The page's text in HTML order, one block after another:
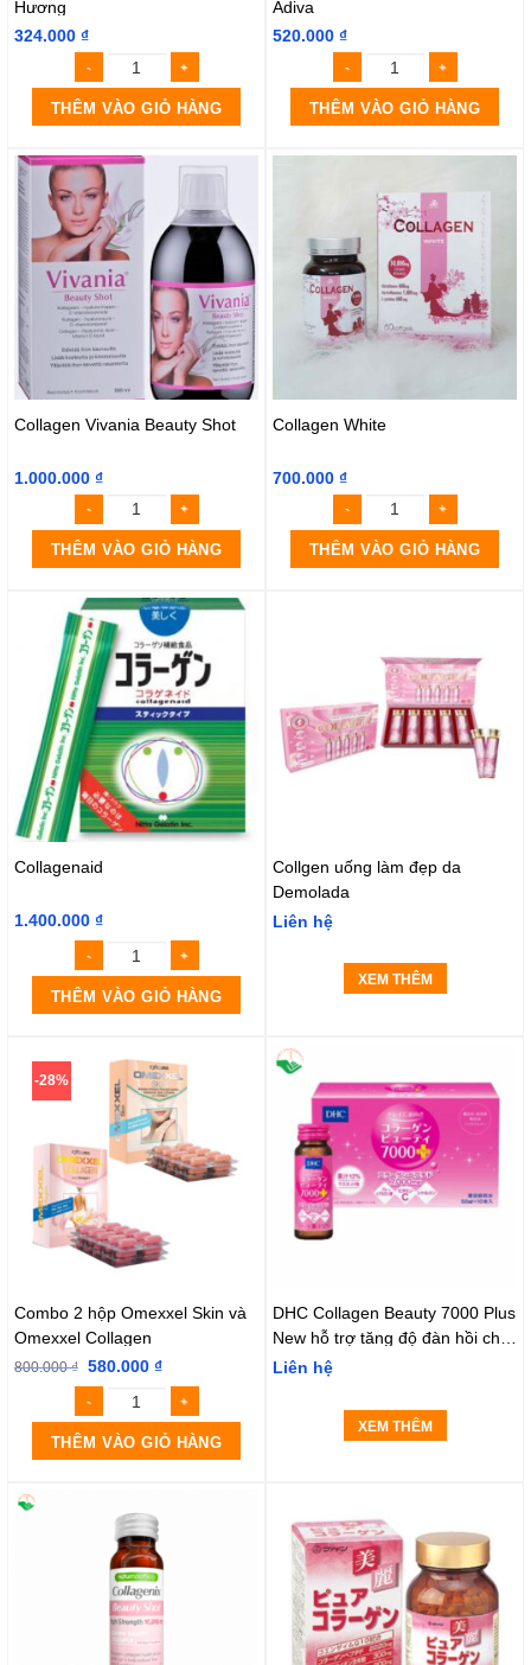
Hương
324.000 ₫
THÊM VÀO GIỎ HÀNG
Adiva
520.000 ₫
THÊM VÀO GIỎ HÀNG
Collagen Vivania Beauty Shot
1.000.000 ₫
THÊM VÀO GIỎ HÀNG
Collagen White
700.000 ₫
THÊM VÀO GIỎ HÀNG
Collagenaid
1.400.000 ₫
THÊM VÀO GIỎ HÀNG
Collgen uống làm đẹp da
Demolada
Liên hệ
XEM THÊM
-28%
Combo 2 hộp Omexxel Skin và
Omexxel Collagen
800.000₫ 580.000 ₫
THÊM VÀO GIỎ HÀNG
DHC Collagen Beauty 7000 Plus
New hỗ trợ tăng độ đàn hồi cho
da (10 lọ)
Liên hệ
XEM THÊM